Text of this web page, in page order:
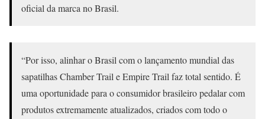
oficial da marca no Brasil.
“Por isso, alinhar o Brasil com o lançamento mundial das
sapatilhas Chamber Trail e Empire Trail faz total sentido. É
uma oportunidade para o consumidor brasileiro pedalar com
produtos extremamente atualizados, criados com todo o